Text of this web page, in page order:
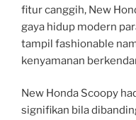
fitur canggih, New
gaya hidup modern
tampil fashionable
kenyamanan
New Honda Scoopy
signifikan bila